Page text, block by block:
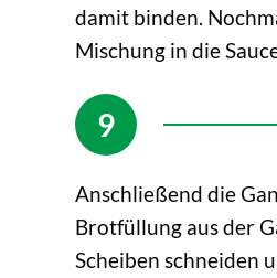
damit binden.
Mischung in die
Anschließend die
Brotfüllung aus der
Scheiben schneiden